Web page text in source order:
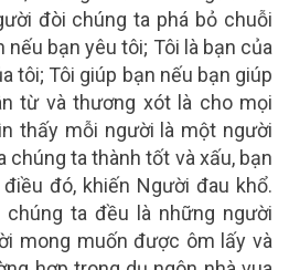
đòi chúng ta phá bỏ chuỗi
nếu bạn yêu tôi; Tôi là bạn của
tôi; Tôi giúp bạn nếu bạn giúp
từ và thương xót là cho mọi
thấy mỗi người là một người
chúng ta thành tốt và xấu, bạn
đó, khiến Người đau khổ.
ta đều là những người
mong muốn được ôm lấy và